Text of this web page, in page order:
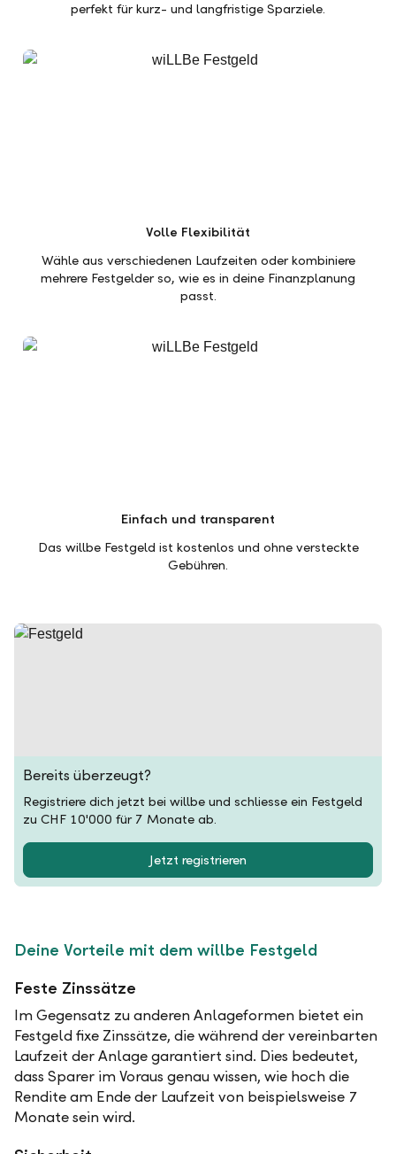
perfekt für kurz- und langfristige Sparziele.
Volle Flexibilität
Wähle aus verschiedenen Laufzeiten oder kombiniere
mehrere Festgelder so, wie es in deine Finanzplanung
passt.
Einfach und transparent
Das willbe Festgeld ist kostenlos und ohne versteckte
Gebühren.
Bereits überzeugt?
Registriere dich jetzt bei willbe und schliesse ein Festgeld
zu CHF 10'000 für 7 Monate ab.
Jetzt registrieren
Deine Vorteile mit dem willbe Festgeld
Feste Zinssätze
Im Gegensatz zu anderen Anlageformen bietet ein
Festgeld fixe Zinssätze, die während der vereinbarten
Laufzeit der Anlage garantiert sind. Dies bedeutet,
dass Sparer im Voraus genau wissen, wie hoch die
Rendite am Ende der Laufzeit von beispielsweise 7
Monate sein wird.